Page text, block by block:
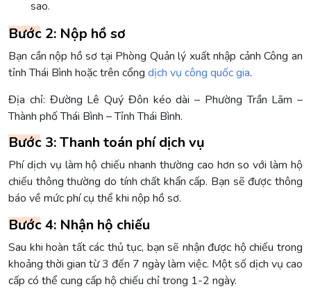
sao.
Bước 2: Nộp hồ sơ
Bạn cần nộp hồ sơ tại Phòng Quản lý xuất nhập cảnh Công an
tỉnh Thái Bình hoặc trên cổng dịch vụ công quốc gia.
Địa chỉ: Đường Lê Quý Đôn kéo dài – Phường Trần Lãm –
Thành phố Thái Bình – Tỉnh Thái Bình.
Bước 3: Thanh toán phí dịch vụ
Phí dịch vụ làm hộ chiếu nhanh thường cao hơn so với làm hộ
chiếu thông thường do tính chất khẩn cấp. Bạn sẽ được thông
báo về mức phí cụ thể khi nộp hồ sơ.
Bước 4: Nhận hộ chiếu
Sau khi hoàn tất các thủ tục, bạn sẽ nhận được hộ chiếu trong
khoảng thời gian từ 3 đến 7 ngày làm việc. Một số dịch vụ cao
cấp có thể cung cấp hộ chiếu chỉ trong 1-2 ngày.